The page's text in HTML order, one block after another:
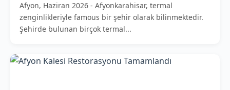
Afyon, Haziran 2026 - Afyonkarahisar, termal
zenginlikleriyle famous bir şehir olarak bilinmektedir.
Şehirde bulunan birçok termal...